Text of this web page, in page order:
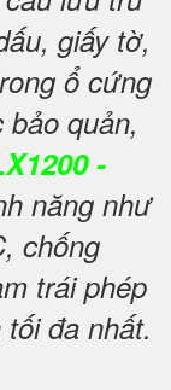
giấy tờ,
ổ cứng
quản,
-
năng như
chống
trái phép
đa nhất.